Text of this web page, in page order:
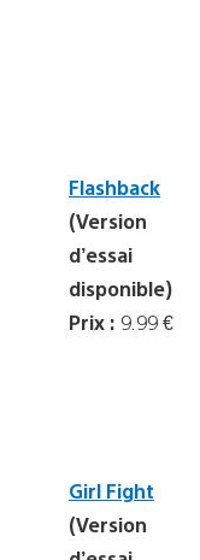
Flashback
(Version
d’essai
disponible)
Prix : 9.99 €
Girl Fight
(Version